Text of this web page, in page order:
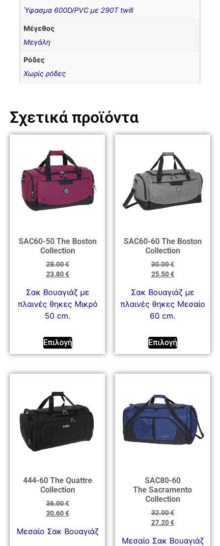
Ύφασμα 600D/PVC με 290T twill
Μέγεθος
Μεγάλη
Ρόδες
Χωρίς ρόδες
Σχετικά προϊόντα
SAC60-50 The Boston
Collection
28.00€
23.80€
Σακ Βουαγιάζ με
πλαινές θηκες Μικρό
50 cm.
Επιλογή
SAC60-60 The Boston
Collection
30.00€
25.50€
Σακ Βουαγιάζ με
πλαινές θηκες Μεσαίο
60 cm.
Επιλογή
444-60 The Quattre
Collection
36.00€
30.60€
Mεσαίο Σακ Βουαγιάζ
SAC80-60
The Sacramento
Collection
32.00€
27.20€
Μεσαίο Σακ Βουαγιάζ